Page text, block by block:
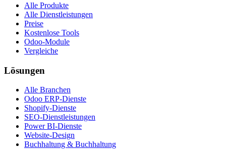
Alle Produkte
Alle Dienstleistungen
Preise
Kostenlose Tools
Odoo-Module
Vergleiche
Lösungen
Alle Branchen
Odoo ERP-Dienste
Shopify-Dienste
SEO-Dienstleistungen
Power BI-Dienste
Website-Design
Buchhaltung & Buchhaltung